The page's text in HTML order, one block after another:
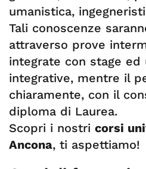
umanistica,
Tali conoscenze
attraverso prove
integrate con stage
integrative, mentre il
chiaramente, con il
diploma di Laurea.
Scopri i nostri corsi
Ancona, ti aspettiamo!